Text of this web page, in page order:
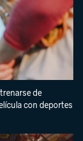
de
con deportes